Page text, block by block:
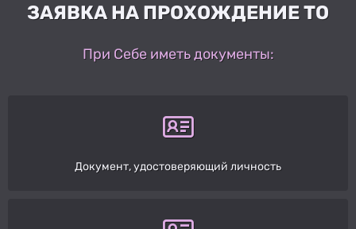
ЗАЯВКА НА ПРОХОЖДЕНИЕ ТО
При Себе иметь документы:
Документ, удостоверяющий личность